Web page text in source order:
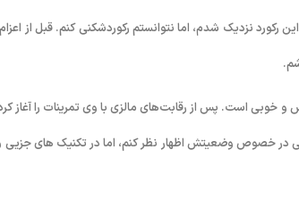
نزدیک شدم، اما نتوانستم رکوردشکنی کنم. قبل از
خوبی است. پس از رقابت‌های مالزی با وی تمرینات را آغاز
در خصوص وضعیتش اظهار نظر کنم، اما در تکنیک ‌های جزیی